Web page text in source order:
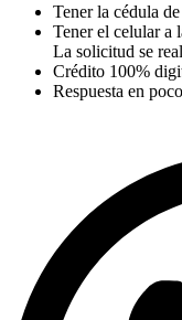
Tener la cédula
Tener el celular a
La solicitud se
Crédito 100%
Respuesta en